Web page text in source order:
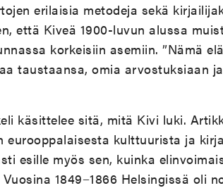
erilaisia metodeja sekä
että Kiveä 1900-luvun alussa
korkeisiin asemiin. ”Nämä
taustaansa, omia arvostuksiaan
käsittelee sitä, mitä Kivi luki.
eurooppalaisesta kulttuurista ja
esille myös sen, kuinka
1849−1866 Helsingissä oli